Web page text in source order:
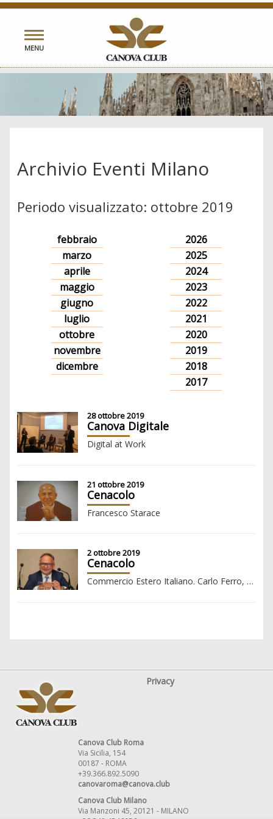
Toggle
navigation
MENU
Archivio Eventi Milano
Periodo visualizzato: ottobre 2019
febbraio
marzo
aprile
maggio
giugno
luglio
ottobre
novembre
dicembre
2026
2025
2024
2023
2022
2021
2020
2019
2018
2017
28 ottobre 2019
Canova Digitale
Digital at Work
21 ottobre 2019
Cenacolo
Francesco Starace
2 ottobre 2019
Cenacolo
Commercio Estero Italiano. Carlo Ferro, Presidente ICE
Privacy
Canova Club Roma
Via Sicilia, 154
00187 - ROMA
+39.366.892.5090
canovaroma@canova.club
Canova Club Milano
Via Manzoni 45, 20121 - MILANO